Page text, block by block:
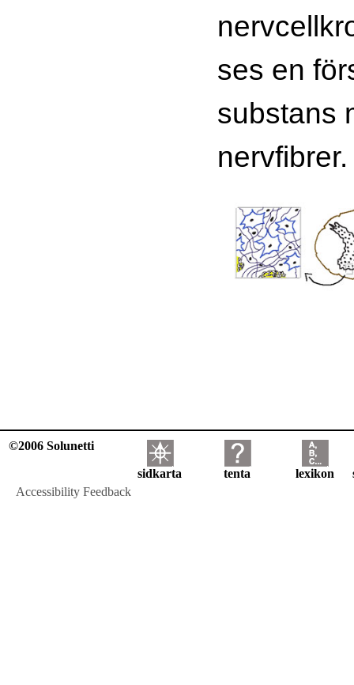
ses en
substans
nervfibrer.
©2006 Solunetti
sidkarta tenta lexikon
Accessibility Feedback